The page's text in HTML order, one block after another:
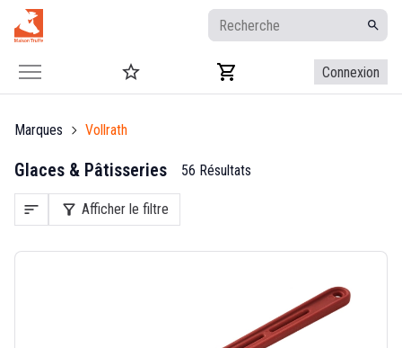
Connexion
Marques Vollrath
Glaces & Pâtisseries 56 Résultats
sort filter_alt Afficher le filtre